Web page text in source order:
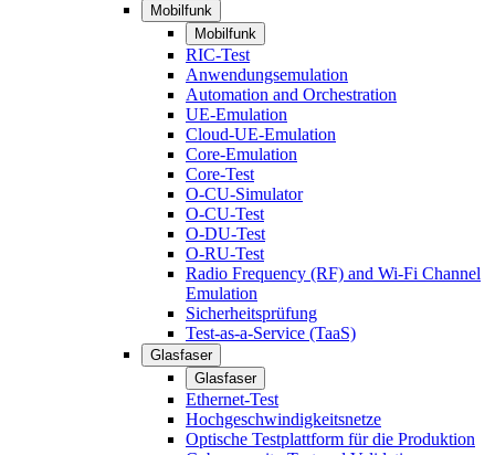
Mobilfunk
Mobilfunk
RIC-Test
Anwendungsemulation
Automation and Orchestration
UE-Emulation
Cloud-UE-Emulation
Core-Emulation
Core-Test
O-CU-Simulator
O-CU-Test
O-DU-Test
O-RU-Test
Radio Frequency (RF) and Wi-Fi Channel
Emulation
Sicherheitsprüfung
Test-as-a-Service (TaaS)
Glasfaser
Glasfaser
Ethernet-Test
Hochgeschwindigkeitsnetze
Optische Testplattform für die Produktion